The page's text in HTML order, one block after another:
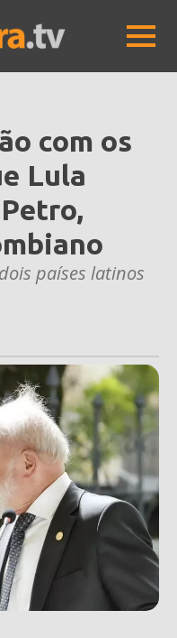
com os
Lula
países latinos